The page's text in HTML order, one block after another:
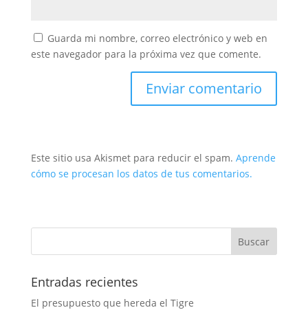
Guarda mi nombre, correo electrónico y web en
este navegador para la próxima vez que comente.
Este sitio usa Akismet para reducir el spam. Aprende
cómo se procesan los datos de tus comentarios.
Entradas recientes
El presupuesto que hereda el Tigre